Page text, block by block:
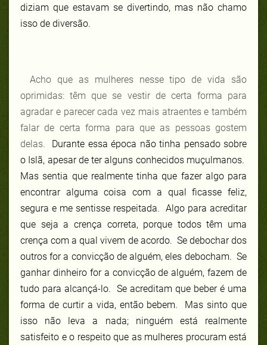
diziam que estavam se divertindo, mas não chamo
isso de diversão.
Acho que as mulheres nesse tipo de vida são
oprimidas: têm que se vestir de certa forma para
agradar e parecer cada vez mais atraentes e também
falar de certa forma para que as pessoas gostem
delas. Durante essa época não tinha pensado sobre
o Islã, apesar de ter alguns conhecidos muçulmanos.
Mas sentia que realmente tinha que fazer algo para
encontrar alguma coisa com a qual ficasse feliz,
segura e me sentisse respeitada. Algo para acreditar
que seja a crença correta, porque todos têm uma
crença com a qual vivem de acordo. Se debochar dos
outros for a convicção de alguém, eles debocham. Se
ganhar dinheiro for a convicção de alguém, fazem de
tudo para alcançá-lo. Se acreditam que beber é uma
forma de curtir a vida, então bebem. Mas sinto que
isso não leva a nada; ninguém está realmente
satisfeito e o respeito que as mulheres procuram está